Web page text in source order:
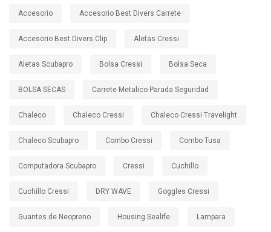
Accesorio Accesorio Best Divers Carrete
Accesorio Best Divers Clip Aletas Cressi
Aletas Scubapro Bolsa Cressi Bolsa Seca
BOLSA SECAS Carrete Metalico Parada Seguridad
Chaleco Chaleco Cressi Chaleco Cressi Travelight
Chaleco Scubapro Combo Cressi Combo Tusa
Computadora Scubapro Cressi Cuchillo
Cuchillo Cressi DRY WAVE Goggles Cressi
Guantes de Neopreno Housing Sealife Lampara